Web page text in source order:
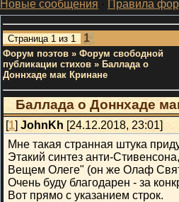
Новые сообщения · Правила
Страница 1 из 1 1
Форум поэтов » Форум свободной
публикации стихов » Баллада о
Доннхаде мак Кринане
Баллада о Доннхаде
[1] JohnKh [24.12.2018, 23:01]
Мне такая странная штука
Этакий синтез анти-
Вещем Олеге" (он же Олаф
Очень буду благодарен - за
Вот прямо с указанием строк.